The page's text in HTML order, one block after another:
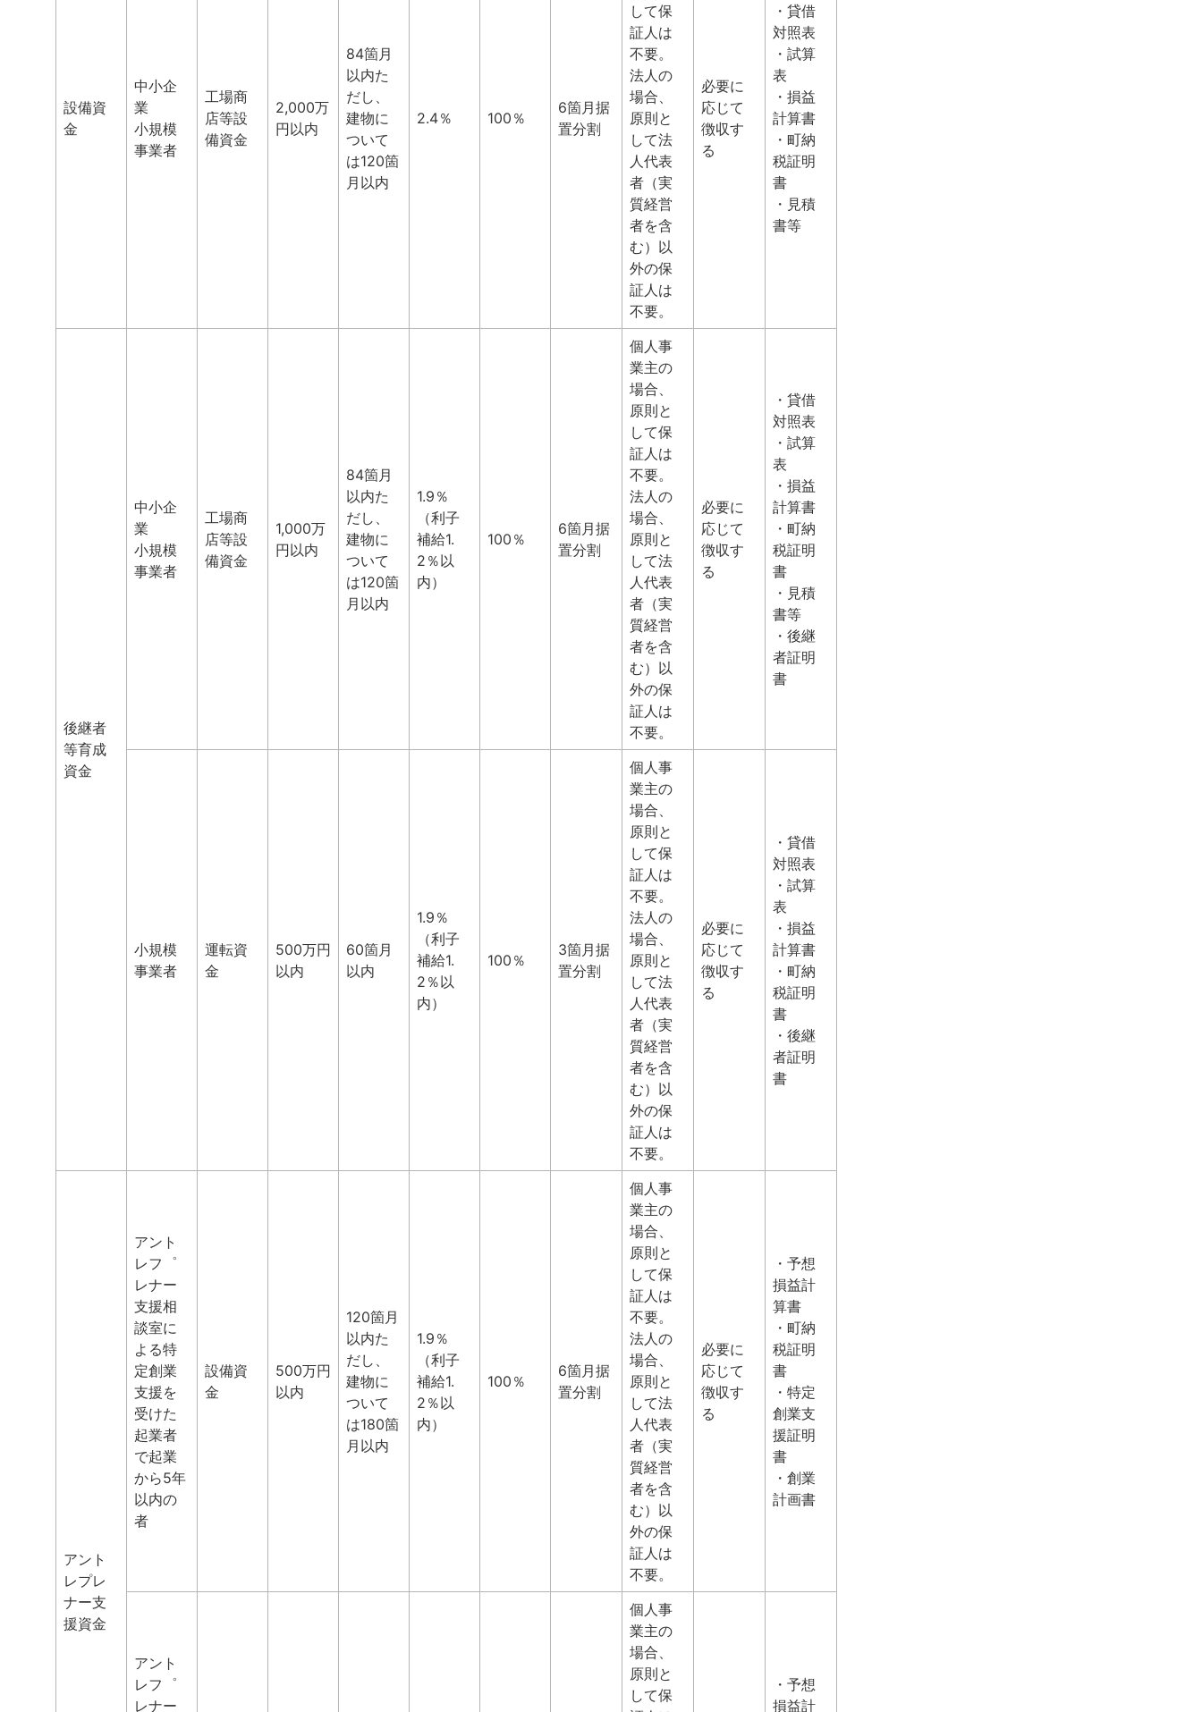
設備資
金
中小企
業
小規模
事業者
工場商
店等設
備資金
2,000万
円以内
84箇月
以内た
だし、
建物に
ついて
は120箇
月以内
2.4％ 100％
6箇月据
置分割
して保
証人は
不要。
法人の
場合、
原則と
して法
人代表
者（実
質経営
者を含
む）以
外の保
証人は
不要。
必要に
応じて
徴収す
る
・貸借
対照表
・試算
表
・損益
計算書
・町納
税証明
書
・見積
書等
後継者
等育成
資金
中小企
業
小規模
事業者
工場商
店等設
備資金
1,000万
円以内
84箇月
以内た
だし、
建物に
ついて
は120箇
月以内
1.9％
（利子
補給1.
2％以
内）
100％
6箇月据
置分割
個人事
業主の
場合、
原則と
して保
証人は
不要。
法人の
場合、
原則と
して法
人代表
者（実
質経営
者を含
む）以
外の保
証人は
不要。
必要に
応じて
徴収す
る
・貸借
対照表
・試算
表
・損益
計算書
・町納
税証明
書
・見積
書等
・後継
者証明
書
小規模
事業者
運転資
金
500万円
以内
60箇月
以内
1.9％
（利子
補給1.
2％以
内）
100％
3箇月据
置分割
個人事
業主の
場合、
原則と
して保
証人は
不要。
法人の
場合、
原則と
して法
人代表
者（実
質経営
者を含
む）以
外の保
証人は
不要。
必要に
応じて
徴収す
る
・貸借
対照表
・試算
表
・損益
計算書
・町納
税証明
書
・後継
者証明
書
アント
レプレ
ナー支
援資金
アント
レフ゜
レナー
支援相
談室に
よる特
定創業
支援を
受けた
起業者
で起業
から5年
以内の
者
設備資
金
500万円
以内
120箇月
以内た
だし、
建物に
ついて
は180箇
月以内
1.9％
（利子
補給1.
2％以
内）
100％
6箇月据
置分割
個人事
業主の
場合、
原則と
して保
証人は
不要。
法人の
場合、
原則と
して法
人代表
者（実
質経営
者を含
む）以
外の保
証人は
不要。
必要に
応じて
徴収す
る
・予想
損益計
算書
・町納
税証明
書
・特定
創業支
援証明
書
・創業
計画書
アント
レフ゜
レナー
個人事
業主の
場合、
原則と
して保
・予想
損益計